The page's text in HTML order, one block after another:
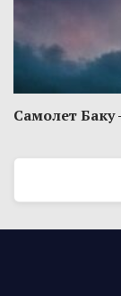
Самолет Баку